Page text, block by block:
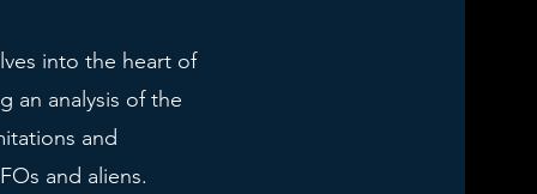
into the heart of
an analysis of the
and
and aliens.